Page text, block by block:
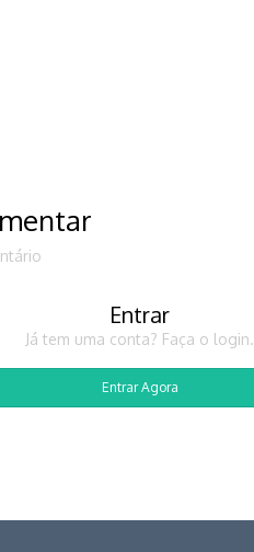
Entrar
Já tem uma conta? Faça o login.
Entrar Agora